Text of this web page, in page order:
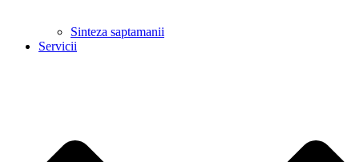
Sinteza saptamanii
Servicii